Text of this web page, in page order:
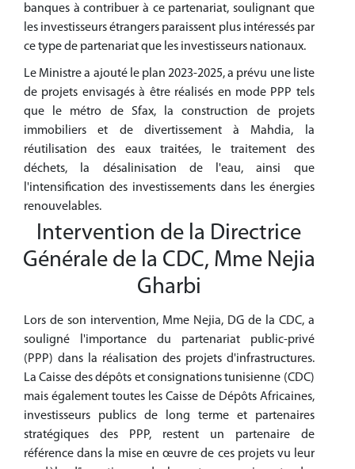
banques à contribuer à ce partenariat, soulignant que
les investisseurs étrangers paraissent plus intéressés par
ce type de partenariat que les investisseurs nationaux.
Le Ministre a ajouté le plan 2023-2025, a prévu une liste
de projets envisagés à être réalisés en mode PPP tels
que le métro de Sfax, la construction de projets
immobiliers et de divertissement à Mahdia, la
réutilisation des eaux traitées, le traitement des
déchets, la désalinisation de l'eau, ainsi que
l'intensification des investissements dans les énergies
renouvelables.
Intervention de la Directrice
Générale de la CDC, Mme Nejia
Gharbi
Lors de son intervention, Mme Nejia, DG de la CDC, a
souligné l'importance du partenariat public-privé
(PPP) dans la réalisation des projets d'infrastructures.
La Caisse des dépôts et consignations tunisienne (CDC)
mais également toutes les Caisse de Dépôts Africaines,
investisseurs publics de long terme et partenaires
stratégiques des PPP, restent un partenaire de
référence dans la mise en œuvre de ces projets vu leur